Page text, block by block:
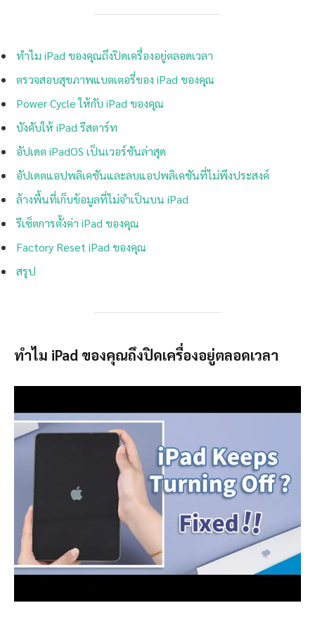
ทำไม iPad ของคุณถึงปิดเครื่องอยู่ตลอดเวลา
ตรวจสอบสุขภาพแบตเตอรี่ของ iPad ของคุณ
Power Cycle ให้กับ iPad ของคุณ
บังคับให้ iPad รีสตาร์ท
อัปเดต iPadOS เป็นเวอร์ชันล่าสุด
อัปเดตแอปพลิเคชันและลบแอปพลิเคชันที่ไม่พึงประสงค์
ล้างพื้นที่เก็บข้อมูลที่ไม่จำเป็นบน iPad
รีเซ็ตการตั้งค่า iPad ของคุณ
Factory Reset iPad ของคุณ
สรุป
ทำไม iPad ของคุณถึงปิดเครื่องอยู่ตลอดเวลา